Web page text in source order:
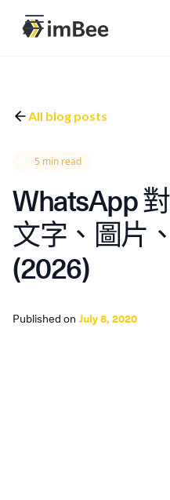
All blog posts
5 min read
WhatsApp
文字、圖片
(2026)
Published on July 8, 2020